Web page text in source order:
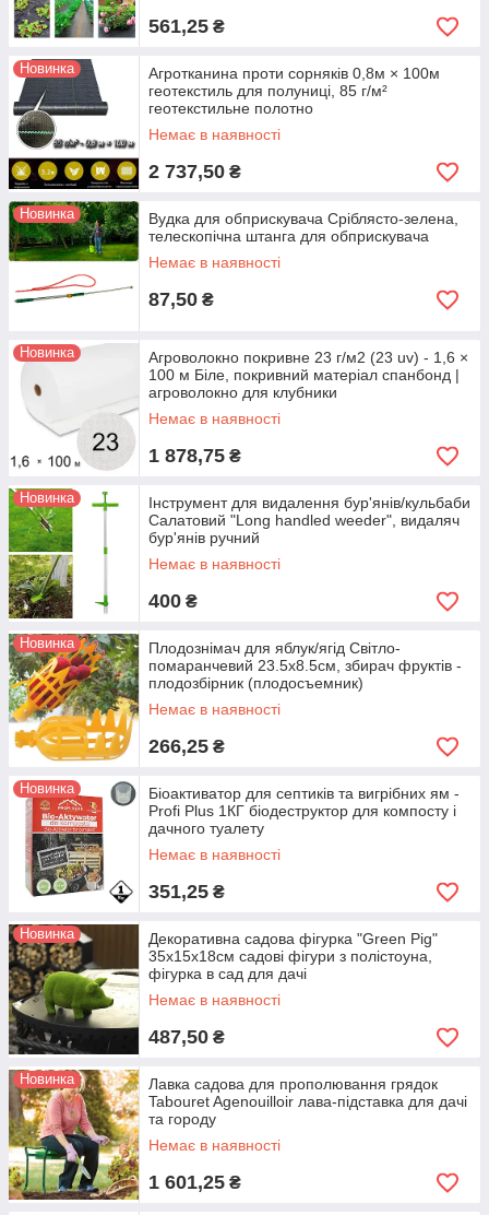
561,25 ₴
Новинка
Агротканина проти сорняків 0,8м × 100м
геотекстиль для полуниці, 85 г/м²
геотекстильне полотно
Немає в наявності
2 737,50 ₴
Новинка
Вудка для обприскувача Сріблясто-зелена,
телескопічна штанга для обприскувача
Немає в наявності
87,50 ₴
Новинка
Агроволокно покривне 23 г/м2 (23 uv) - 1,6 ×
100 м Біле, покривний матеріал спанбонд |
агроволокно для клубники
Немає в наявності
1 878,75 ₴
Новинка
Інструмент для видалення бур'янів/кульбаби
Салатовий "Long handled weeder", видаляч
бур'янів ручний
Немає в наявності
400 ₴
Новинка
Плодознімач для яблук/ягід Світло-
помаранчевий 23.5х8.5см, збирач фруктів -
плодозбірник (плодосъемник)
Немає в наявності
266,25 ₴
Новинка
Біоактиватор для септиків та вигрібних ям -
Profi Plus 1КГ біодеструктор для компосту і
дачного туалету
Немає в наявності
351,25 ₴
Новинка
Декоративна садова фігурка "Green Pig"
35х15х18см садові фігури з полістоуна,
фігурка в сад для дачі
Немає в наявності
487,50 ₴
Новинка
Лавка садова для прополювання грядок
Tabouret Agenouilloir лава-підставка для дачі
та городу
Немає в наявності
1 601,25 ₴